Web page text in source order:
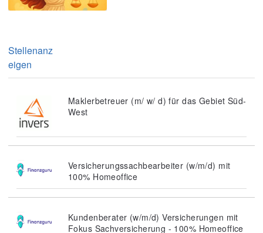
Stellenanz
eigen
Maklerbetreuer (m/ w/ d) für das Gebiet Süd-
West
Versicherungssachbearbeiter (w/m/d) mit
100% Homeoffice
Kundenberater (w/m/d) Versicherungen mit
Fokus Sachversicherung - 100% Homeoffice